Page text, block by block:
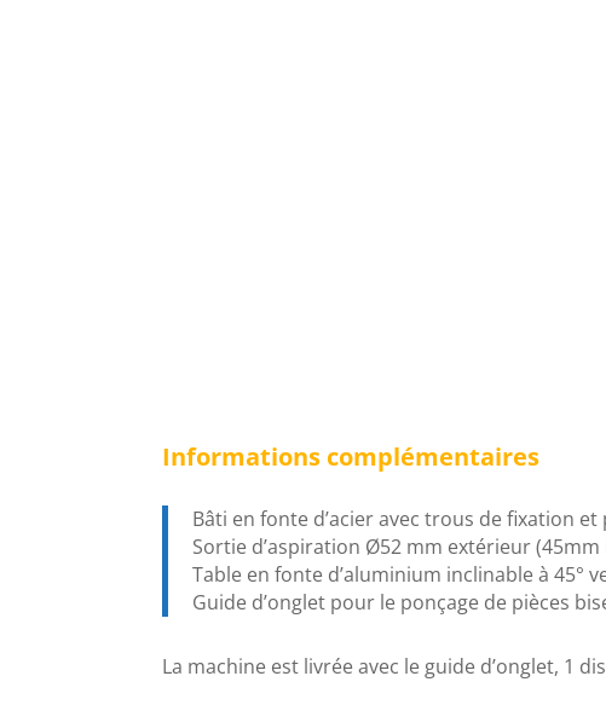
Informations complémentaires
Bâti en fonte d’acier avec trous de fixation
Sortie d’aspiration Ø52 mm extérieur
Table en fonte d’aluminium inclinable à 45°
Guide d’onglet pour le ponçage de pièces
La machine est livrée avec le guide d’onglet, 1